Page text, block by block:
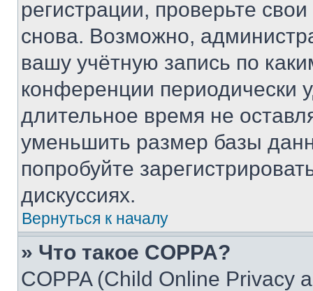
регистрации, проверьте
снова. Возможно,
вашу учётную запись по
конференции периодически
длительное время не
уменьшить размер базы
попробуйте
дискуссиях.
Вернуться к началу
» Что такое COPPA?
COPPA (Child Online Privacy